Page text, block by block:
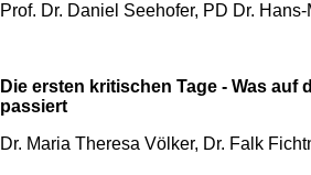
Prof. Dr. Daniel Seehofer, PD Dr.
Die ersten kritischen Tage - Was auf
passiert
Dr. Maria Theresa Völker, Dr. Falk